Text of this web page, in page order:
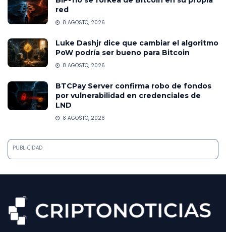
red
8 AGOSTO, 2026
Luke Dashjr dice que cambiar el algoritmo
PoW podría ser bueno para Bitcoin
8 AGOSTO, 2026
BTCPay Server confirma robo de fondos
por vulnerabilidad en credenciales de
LND
8 AGOSTO, 2026
PUBLICIDAD